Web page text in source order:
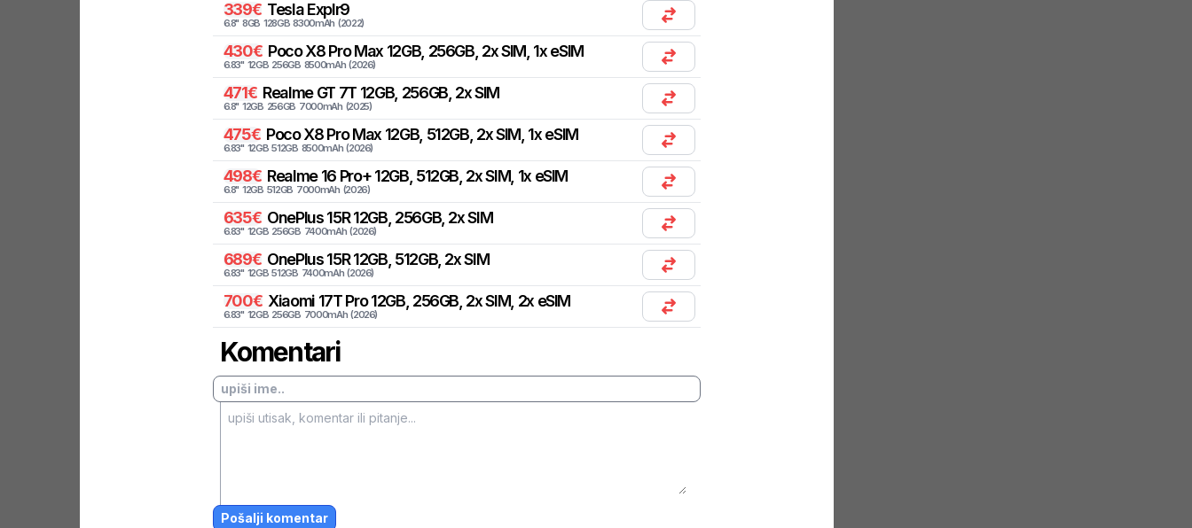
339€ Tesla Explr9
6.8" 8GB 128GB 8300mAh (2022)
430€ Poco X8 Pro Max 12GB, 256GB, 2x SIM, 1x eSIM
6.83" 12GB 256GB 8500mAh (2026)
471€ Realme GT 7T 12GB, 256GB, 2x SIM
6.8" 12GB 256GB 7000mAh (2025)
475€ Poco X8 Pro Max 12GB, 512GB, 2x SIM, 1x eSIM
6.83" 12GB 512GB 8500mAh (2026)
498€ Realme 16 Pro+ 12GB, 512GB, 2x SIM, 1x eSIM
6.8" 12GB 512GB 7000mAh (2026)
635€ OnePlus 15R 12GB, 256GB, 2x SIM
6.83" 12GB 256GB 7400mAh (2026)
689€ OnePlus 15R 12GB, 512GB, 2x SIM
6.83" 12GB 512GB 7400mAh (2026)
700€ Xiaomi 17T Pro 12GB, 256GB, 2x SIM, 2x eSIM
6.83" 12GB 256GB 7000mAh (2026)
Komentari
Pošalji komentar